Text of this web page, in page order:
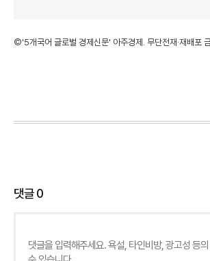
©'5개국어 글로벌 경제신문' 아주경제. 무단전재·재배포
댓글0